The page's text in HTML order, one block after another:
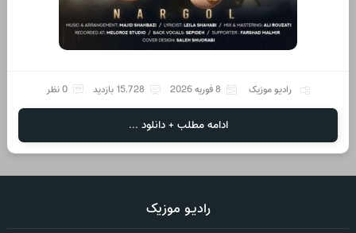
رادیو موزیک 8 فوریه 2026 15,728 بازدید 0 نظر
ادامه مطلب + دانلود ...
رادیو موزیک